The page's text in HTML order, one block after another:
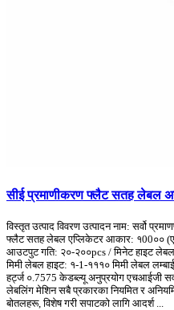
सीई प्रमाणीकरण फ्लैट सतह लेबल
विस्तृत उत्पाद विवरण उत्पादन नाम: सर्वो
फ्लैट सतह लेबल एप्लिकेटर आकार: १00००
आउटपुट गति: २०-२००pcs / मिनेट हाइट
मिमी लेबल हाइट: १-1-१११० मिमी लेबल
हर्ट्ज ०.7575 केडब्ल्यू अनुप्रयोग एचआईजी
लेबलिंग मेशिन सबै प्रकारका नियमित र
बोतलहरू, विशेष गरी सपाटको लागि आदर्श ...